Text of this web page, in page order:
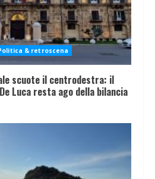
& retroscena
scuote il centrodestra: il
Luca resta ago della bilancia